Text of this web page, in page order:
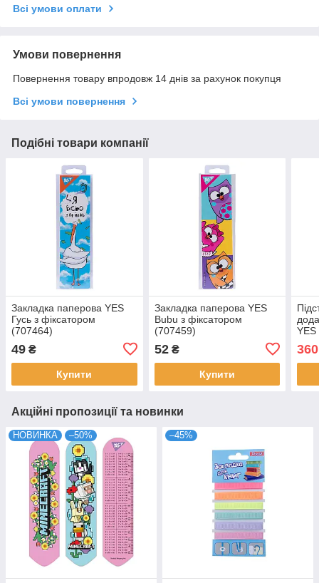
Всі умови оплати
Умови повернення
Повернення товару впродовж 14 днів за рахунок покупця
Всі умови повернення
Подібні товари компанії
Закладка паперова YES
Гусь з фіксатором
(707464)
49 ₴
Купити
Закладка паперова YES
Bubu з фіксатором
(707459)
52₴
Купити
YES
Акційні пропозиції та новинки
НОВИНКА –50% –45%